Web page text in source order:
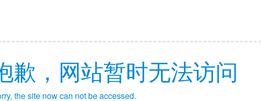
歉，网站暂时无法访问
the site now can not be accessed.